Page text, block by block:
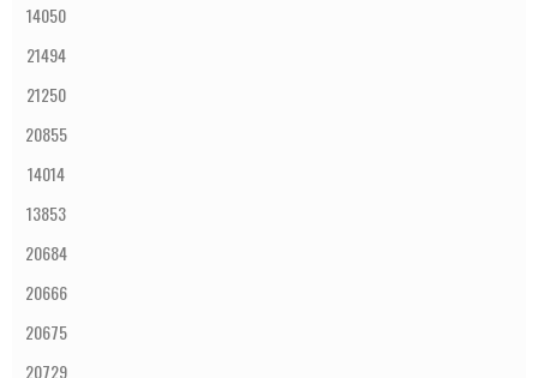
14050
21494
21250
20855
14014
13853
20684
20666
20675
20729